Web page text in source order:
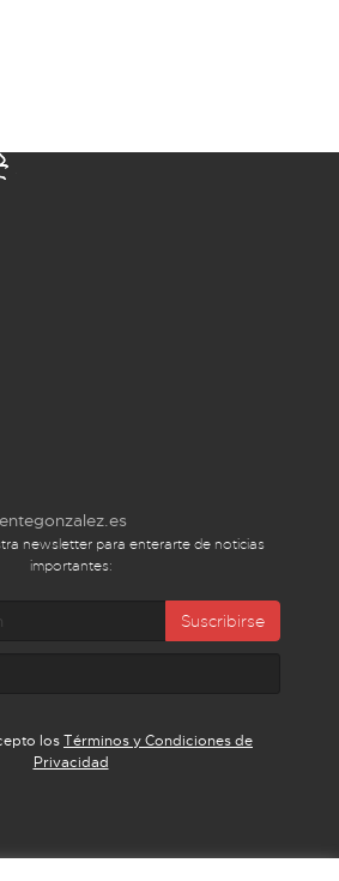
newsletter para enterarte de noticias
importantes:
Suscribirse
losTérminos y Condiciones de
Privacidad